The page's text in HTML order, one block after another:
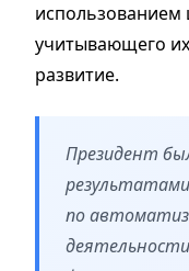
использованием
учитывающего
развитие.
Президент
по